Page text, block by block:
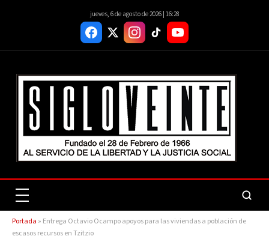
jueves, 6 de agosto de 2026 | 16:28
Portada » Entrega Octavio Ocampo apoyos para las viviendas a población de
escasos recursos en Tzitzio